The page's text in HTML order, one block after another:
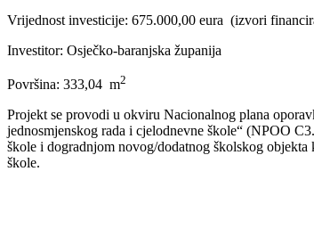
Vrijednost investicije: 675.000,00 eura (izvori
Investitor: Osječko-baranjska županija
Površina: 333,04 m2
Projekt se provodi u okviru Nacionalnog plana
jednosmjenskog rada i cjelodnevne škole“ (NPOO
škole i dogradnjom novog/dodatnog školskog
škole.